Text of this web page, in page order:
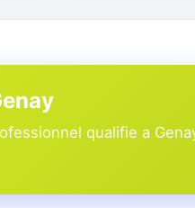
qualifie a